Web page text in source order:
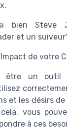
bien Steve
et un suiveur'
de votre
être un outil
et les désirs
vous
à ces